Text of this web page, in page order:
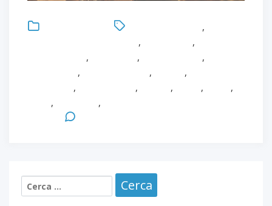
,
, ,
, ,
,
, , ,
, , , ,
,
, ,